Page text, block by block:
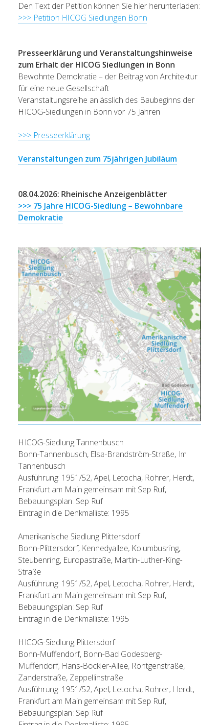
Den Text der Petition können Sie hier herunterladen:
>>> Petition HICOG Siedlungen Bonn
Presseerklärung und Veranstaltungshinweise
zum Erhalt der HICOG Siedlungen in Bonn
Bewohnte Demokratie – der Beitrag von Architektur
für eine neue Gesellschaft
Veranstaltungsreihe anlässlich des Baubeginns der
HICOG-Siedlungen in Bonn vor 75 Jahren
>>> Presseerklärung
Veranstaltungen zum 75jährigen Jubiläum
08.04.2026: Rheinische Anzeigenblätter
>>> 75 Jahre HICOG-Siedlung – Bewohnbare
Demokratie
HICOG-Siedlung Tannenbusch
Bonn-Tannenbusch, Elsa-Brandström-Straße, Im
Tannenbusch
Ausführung: 1951/52, Apel, Letocha, Rohrer, Herdt,
Frankfurt am Main gemeinsam mit Sep Ruf,
Bebauungsplan: Sep Ruf
Eintrag in die Denkmalliste: 1995
Amerikanische Siedlung Plittersdorf
Bonn-Plittersdorf, Kennedyallee, Kolumbusring,
Steubenring, Europastraße, Martin-Luther-King-
Straße
Ausführung: 1951/52, Apel, Letocha, Rohrer, Herdt,
Frankfurt am Main gemeinsam mit Sep Ruf,
Bebauungsplan: Sep Ruf
Eintrag in die Denkmalliste: 1995
HICOG-Siedlung Plittersdorf
Bonn-Muffendorf, Bonn-Bad Godesberg-
Muffendorf, Hans-Böckler-Allee, Röntgenstraße,
Zanderstraße, Zeppellinstraße
Ausführung: 1951/52, Apel, Letocha, Rohrer, Herdt,
Frankfurt am Main gemeinsam mit Sep Ruf,
Bebauungsplan: Sep Ruf